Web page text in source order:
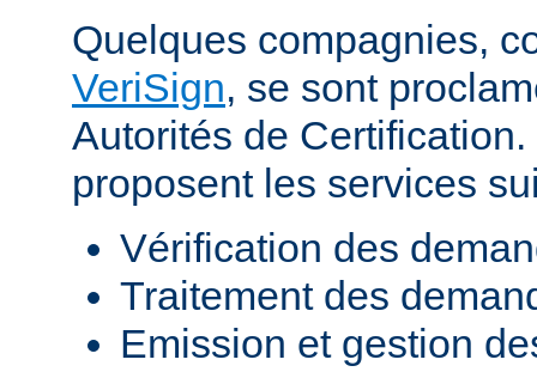
Quelques compagnies,
VeriSign, se sont
Autorités de
proposent les services
Vérification des
Traitement des
Emission et gestion